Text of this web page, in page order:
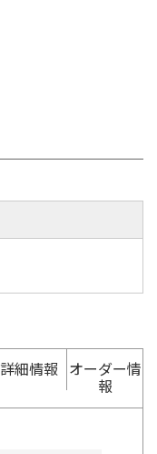
詳細情報
オーダー情
報